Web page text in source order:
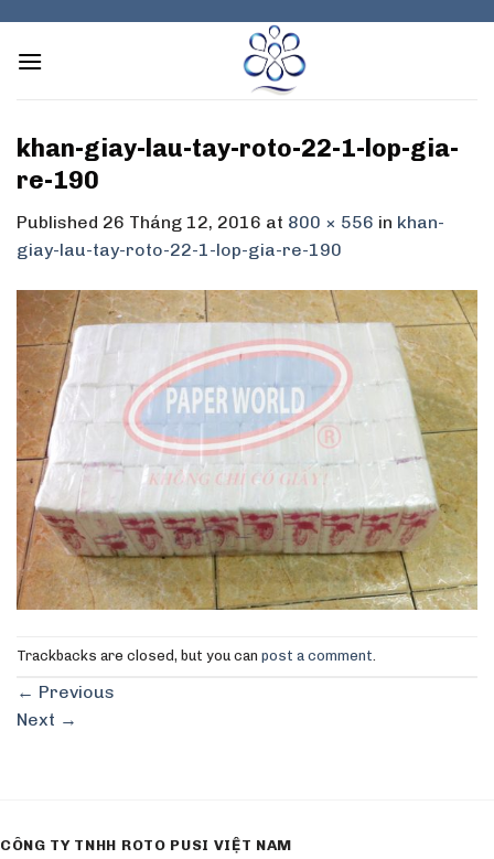
content
khan-giay-lau-tay-roto-22-1-lop-gia-
re-190
Published 26 Tháng 12, 2016 at 800 × 556 in khan-
giay-lau-tay-roto-22-1-lop-gia-re-190
Trackbacks are closed, but you can post a comment
← Previous
Next →
CÔNG TY TNHH ROTO PUSI VIỆT NAM